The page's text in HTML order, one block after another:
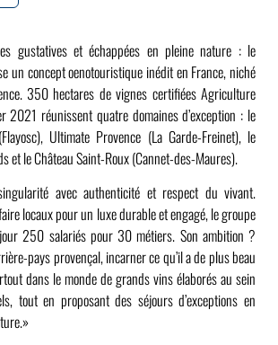
gustatives et échappées en pleine nature : le
un concept oenotouristique inédit en France, niché
350 hectares de vignes certifiées Agriculture
2021 réunissent quatre domaines d’exception : le
Ultimate Provence (La Garde-Freinet), le
et le Château Saint-Roux (Cannet-des-Maures).
avec authenticité et respect du vivant.
locaux pour un luxe durable et engagé, le groupe
250 salariés pour 30 métiers. Son ambition ?
pays provençal, incarner ce qu’il a de plus beau
dans le monde de grands vins élaborés au sein
tout en proposant des séjours d’exceptions en